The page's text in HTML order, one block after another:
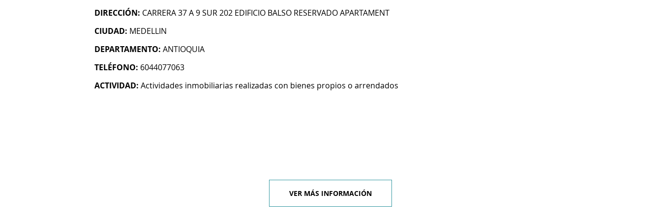
DIRECCIÓN: CARRERA 37 A 9 SUR 202 EDIFICIO BALSO RESERVADO APARTAMENT
CIUDAD: MEDELLIN
DEPARTAMENTO: ANTIOQUIA
TELÉFONO: 6044077063
ACTIVIDAD: Actividades inmobiliarias realizadas con bienes propios o arrendados
VER MÁS INFORMACIÓN